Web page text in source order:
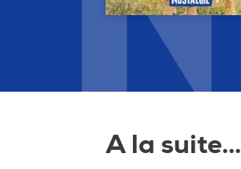
A la suite...